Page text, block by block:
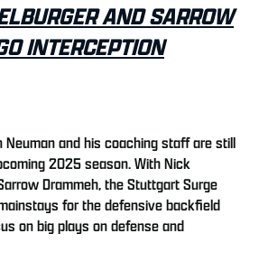
AND SARROW
INTERCEPTION
Neuman and his coaching staff are still
2025 season. With Nick
Drammeh, the Stuttgart Surge
for the defensive backfield
on big plays on defense and